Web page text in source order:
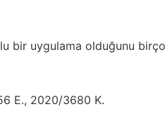
bir uygulama olduğunu
E., 2020/3680 K.